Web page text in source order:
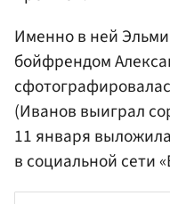
Именно в ней
бойфрендом
(Иванов выиграл
11 января
в социальной сети